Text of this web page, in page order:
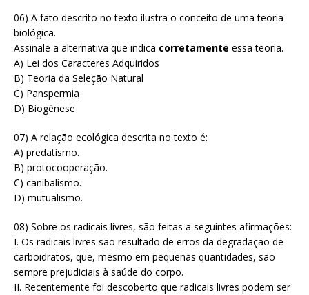
06) A fato descrito no texto ilustra o conceito de uma teoria
biológica.
Assinale a alternativa que indica corretamente essa teoria.
A) Lei dos Caracteres Adquiridos
B) Teoria da Seleção Natural
C) Panspermia
D) Biogênese
07) A relação ecológica descrita no texto é:
A) predatismo.
B) protocooperação.
C) canibalismo.
D) mutualismo.
08) Sobre os radicais livres, são feitas a seguintes afirmações:
I. Os radicais livres são resultado de erros da degradação de
carboidratos, que, mesmo em pequenas quantidades, são
sempre prejudiciais à saúde do corpo.
II. Recentemente foi descoberto que radicais livres podem ser